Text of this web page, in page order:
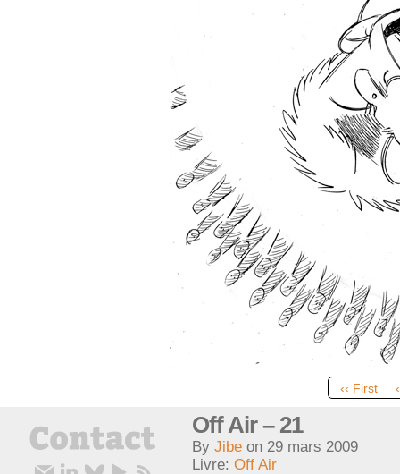
‹‹ First
Off Air – 21
By Jibe on 29 mars 2009
Livre: Off Air